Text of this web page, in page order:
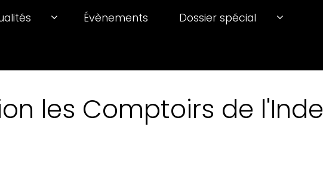
Évènements Dossier spécial
les Comptoirs de l'Inde